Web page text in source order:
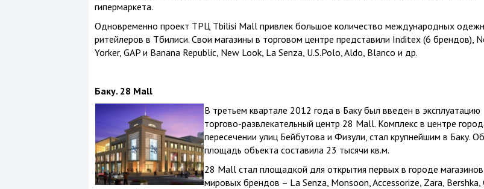
гипермаркета.
Одновременно проект ТРЦ Tbilisi Mall привлек большое количество международных
ритейлеров в Тбилиси. Свои магазины в торговом центре представили Inditex (6 брендов),
Yorker, GAP и Banana Republic, New Look, La Senza, U.S.Polo, Aldo, Blanco и др.
Баку. 28 Mall
В третьем квартале 2012 года в Баку был введен в эксплуатацию
торгово-развлекательный центр 28 Mall. Комплекс в центре
пересечении улиц Бейбутова и Физули, стал крупнейшим в Баку.
площадь объекта составила 23 тысячи кв.м.
28 Mall стал площадкой для открытия первых в городе магазинов
мировых брендов – La Senza, Monsoon, Accessorize, Zara, Bershka,